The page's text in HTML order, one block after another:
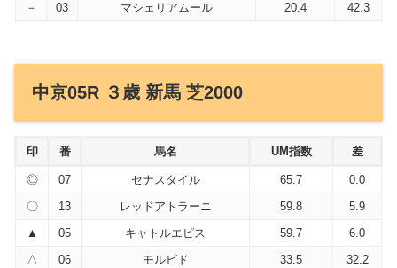
－
03 マシェリアムール 20.4 42.3
中京05R ３歳 新馬 芝2000
印 番 馬名 UM指数 差
◎ 07 セナスタイル 65.7
0.0
〇
13 レッドアトラーニ 59.8
5.9
▲
05 キャトルエピス 59.7
6.0
△
06 モルビド 33.5
32.2